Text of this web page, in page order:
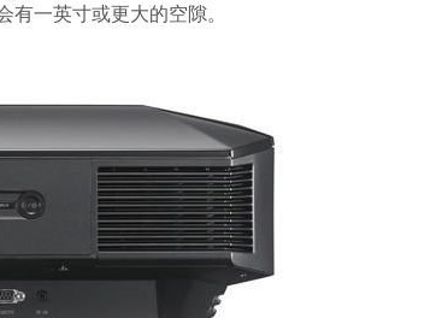
一英寸或更大的空隙。